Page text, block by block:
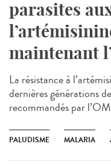
parasites
maintenant
La résistance à
dernières générations
recommandés par
PALUDISME MALARIA